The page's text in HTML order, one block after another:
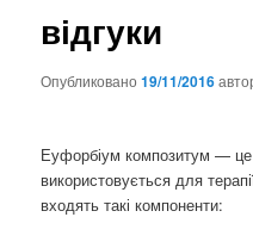
відгуки
Опубликовано19/11/2016
Еуфорбіум композитум — це
використовується для
входять такі компоненти: